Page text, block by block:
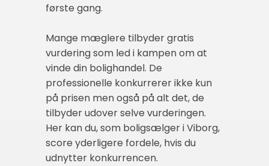
første gang.
Mange mæglere tilbyder gratis
vurdering som led i kampen om at
vinde din bolighandel. De
professionelle konkurrerer ikke kun
på prisen men også på alt det, de
tilbyder udover selve vurderingen.
Her kan du, som boligsælger i Viborg,
score yderligere fordele, hvis du
udnytter konkurrencen.